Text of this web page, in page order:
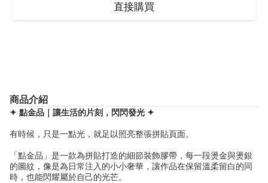
直接購買
商品介紹
✦ 點金品｜讓生活的片刻，閃閃發光 ✦
有時候，只是一點光，就足以照亮整張拼貼頁面。
「點金品」是一款為拼貼打造的細節裝飾膠帶，每一段燙金與燙銀
的圖紋，像是為日常注入的小小奢華，讓作品在保留溫柔留白的同
時，也能閃耀屬於自己的光芒。